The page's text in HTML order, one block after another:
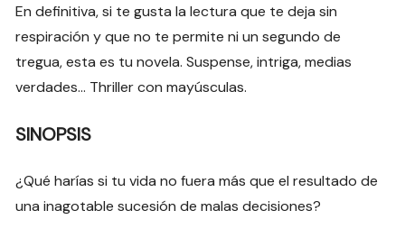
En definitiva, si te gusta la lectura que te deja sin
respiración y que no te permite ni un segundo de
tregua, esta es tu novela. Suspense, intriga, medias
verdades… Thriller con mayúsculas.
SINOPSIS
¿Qué harías si tu vida no fuera más que el resultado de
una inagotable sucesión de malas decisiones?